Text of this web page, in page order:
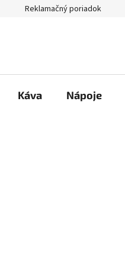
Reklamačný poriadok
Káva Nápoje